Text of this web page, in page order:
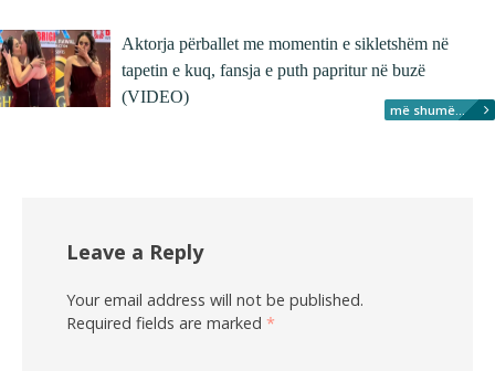
Aktorja përballet me momentin e sikletshëm në
tapetin e kuq, fansja e puth papritur në buzë
(VIDEO)
më shumë...
Leave a Reply
Your email address will not be published.
Required fields are marked *